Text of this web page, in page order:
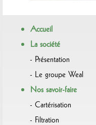
Accueil
La société
Présentation
Le groupe Weal
Nos savoir-faire
Cartérisation
Filtration